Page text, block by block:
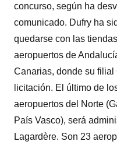
concurso, según ha
comunicado. Dufry ha
quedarse con las
aeropuertos de
Canarias, donde su
licitación. El último de
aeropuertos del Norte
País Vasco), será
Lagardère. Son 23